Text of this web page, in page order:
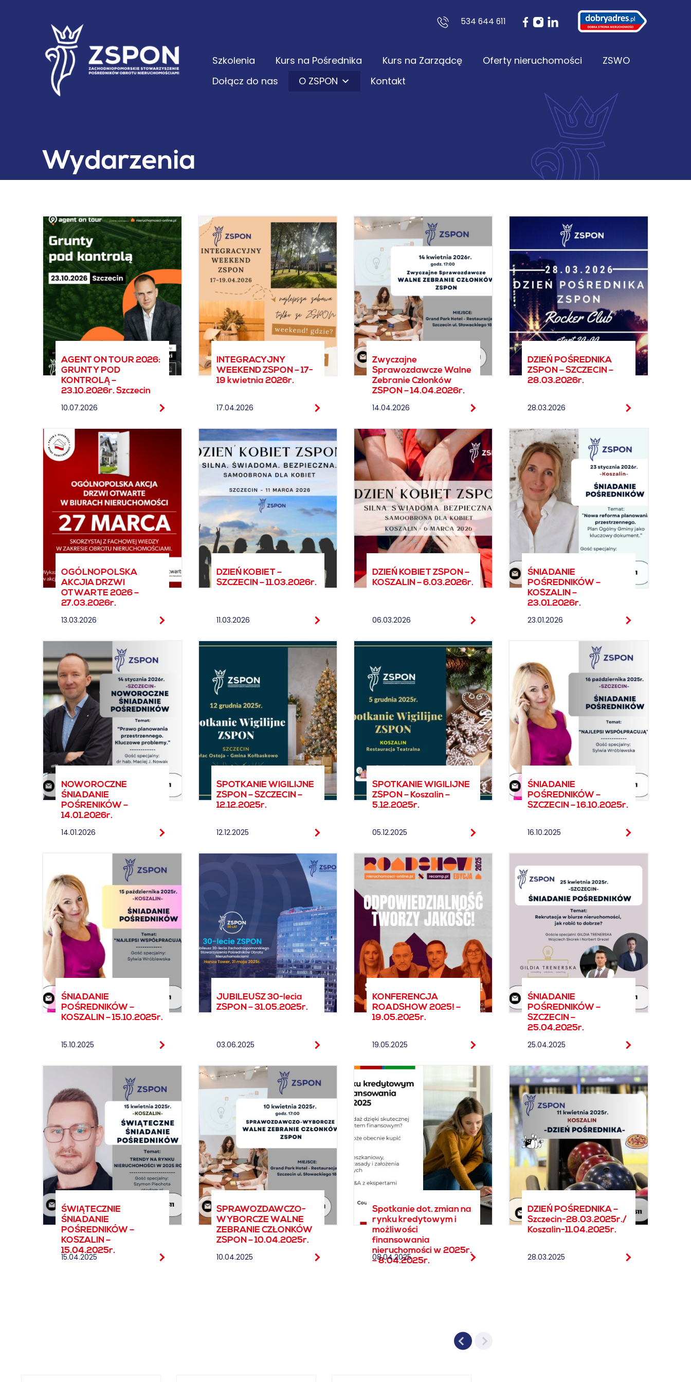
534 644 611
Szkolenia Kurs na Pośrednika Kurs na Zarządcę Oferty nieruchomości
ZSWO
Dołącz do nas
O ZSPON Kontakt
Wydarzenia
AGENT ON TOUR 2026:
GRUNTY POD
KONTROLĄ –
23.10.2026r. Szczecin
10.07.2026
INTEGRACYJNY
WEEKEND ZSPON – 17-
19 kwietnia 2026r.
17.04.2026
Zwyczajne
Sprawozdawcze Walne
Zebranie Członków
ZSPON – 14.04.2026r.
14.04.2026
DZIEŃ POŚREDNIKA
ZSPON – SZCZECIN –
28.03.2026r.
28.03.2026
OGÓLNOPOLSKA
AKCJIA DRZWI
OTWARTE 2026 –
27.03.2026r.
13.03.2026
DZIEŃ KOBIET –
SZCZECIN – 11.03.2026r.
11.03.2026
DZIEŃ KOBIET ZSPON –
KOSZALIN – 6.03.2026r.
06.03.2026
ŚNIADANIE
POŚREDNIKÓW –
KOSZALIN –
23.01.2026r.
23.01.2026
NOWOROCZNE
ŚNIADANIE
POŚRENIKÓW –
14.01.2026r.
14.01.2026
SPOTKANIE WIGILIJNE
ZSPON – SZCZECIN –
12.12.2025r.
12.12.2025
SPOTKANIE WIGILIJNE
ZSPON – Koszalin –
5.12.2025r.
05.12.2025
ŚNIADANIE
POŚREDNIKÓW –
SZCZECIN – 16.10.2025r.
16.10.2025
ŚNIADANIE
POŚREDNIKÓW –
KOSZALIN – 15.10.2025r.
15.10.2025
JUBILEUSZ 30-lecia
ZSPON – 31.05.2025r.
03.06.2025
KONFERENCJA
ROADSHOW 2025! –
19.05.2025r.
19.05.2025
ŚNIADANIE
POŚREDNIKÓW –
SZCZECIN –
25.04.2025r.
25.04.2025
ŚWIĄTECZNIE
ŚNIADANIE
POŚREDNIKÓW –
KOSZALIN –
15.04.2025r.
15.04.2025
SPRAWOZDAWCZO-
WYBORCZE WALNE
ZEBRANIE CZŁONKÓW
ZSPON – 10.04.2025r.
10.04.2025
Spotkanie dot. zmian na
rynku kredytowym i
możliwości
finansowania
nieruchomości w 2025r.
– 8.04.2025r.
08.04.2025
DZIEŃ POŚREDNIKA –
Szczecin-28.03.2025r./
Koszalin-11.04.2025r.
28.03.2025